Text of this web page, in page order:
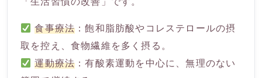
食事療法 ：飽和脂肪酸やコレステロールの摂
取を控え、食物繊維を多く摂る。
運動療法 ：有酸素運動を中心に、無理のない